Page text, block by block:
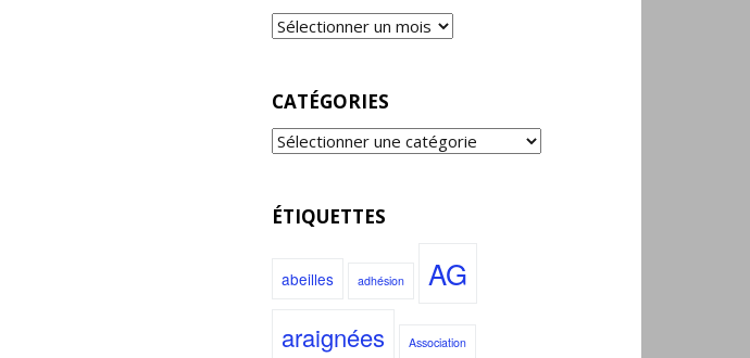
CATÉGORIES
ÉTIQUETTES
abeilles adhésion AG
araignées Association